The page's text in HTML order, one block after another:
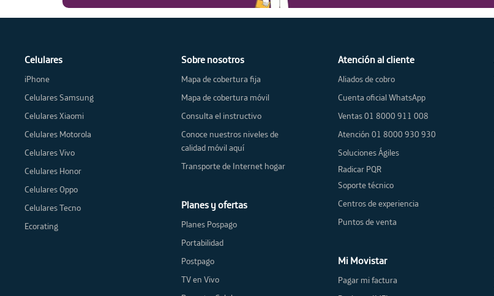
Celulares
iPhone
Celulares Samsung
Celulares Xiaomi
Celulares Motorola
Celulares Vivo
Celulares Honor
Celulares Oppo
Celulares Tecno
Ecorating
Sobre nosotros
Mapa de cobertura fija
Mapa de cobertura móvil
Consulta el instructivo
Conoce nuestros niveles de
calidad móvil aquí
Transporte de Internet hogar
Planes y ofertas
Planes Pospago
Portabilidad
Postpago
TV en Vivo
Atención al cliente
Aliados de cobro
Cuenta oficial WhatsApp
Ventas 01 8000 911 008
Atención 01 8000 930 930
Soluciones Ágiles
Radicar PQR
Soporte técnico
Centros de experiencia
Puntos de venta
Mi Movistar
Pagar mi factura